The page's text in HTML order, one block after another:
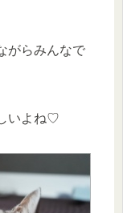
がらみんなで
いよね♡